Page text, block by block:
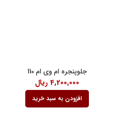
جلوپنجره ام وی ام 110
4,200,000 ریال
افزودن به سبد خرید